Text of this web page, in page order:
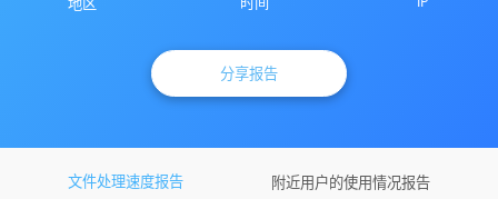
地区
分享报告
文件处理速度报告 附近用户的使用情况报告